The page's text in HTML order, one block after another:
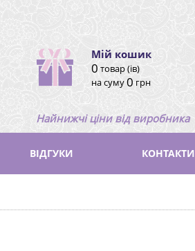
Мій кошик
0 товар (ів)
на суму0 грн
Найнижчі ціни від виробника
ВІДГУКИ КОНТАКТИ